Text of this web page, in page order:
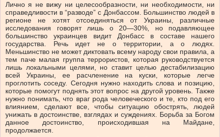
Лично я не вижу ни целесообразности, ни необходимости, ни
справедливости в “разводе” с Донбассом. Большинство людей в
регионе не хотят отсоединяться от Украины, различные
исследования говорят лишь о 20—30%, но подавляющее
большинство украинцев видит Донбасс в составе нашего
государства. Речь идет не о территории, а о людях.
Меньшинство не может диктовать всему народу свои правила, а
тем паче малая группа террористов, которая руководствуется
лишь локальными целями, но ставит целью дестабилизацию
всей Украины, ее расчленение на куски, которые легче
проглотить соседу. Сегодня нужно находить слова и позицию,
которые помогут поднять этот вопрос на другой уровень. Также
нужно понимать, что враг рода человеческого и те, кто под его
влиянием, сделают все, чтобы ситуацию обострять, людей
унижать в достоинстве, взглядах и суждениях. Борьба за Богом
данное достоинство, происходившая на Майдане,
продолжается.